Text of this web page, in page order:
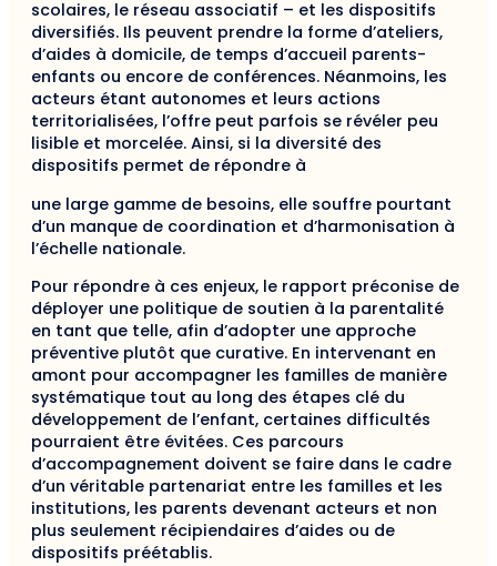
scolaires, le réseau associatif – et les dispositifs
diversifiés. Ils peuvent prendre la forme d’ateliers,
d’aides à domicile, de temps d’accueil parents-
enfants ou encore de conférences. Néanmoins, les
acteurs étant autonomes et leurs actions
territorialisées, l’offre peut parfois se révéler peu
lisible et morcelée. Ainsi, si la diversité des
dispositifs permet de répondre à
une large gamme de besoins, elle souffre pourtant
d’un manque de coordination et d’harmonisation à
l’échelle nationale.
Pour répondre à ces enjeux, le rapport préconise de
déployer une politique de soutien à la parentalité
en tant que telle, afin d’adopter une approche
préventive plutôt que curative. En intervenant en
amont pour accompagner les familles de manière
systématique tout au long des étapes clé du
développement de l’enfant, certaines difficultés
pourraient être évitées. Ces parcours
d’accompagnement doivent se faire dans le cadre
d’un véritable partenariat entre les familles et les
institutions, les parents devenant acteurs et non
plus seulement récipiendaires d’aides ou de
dispositifs préétablis.